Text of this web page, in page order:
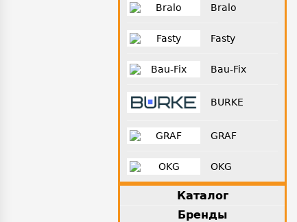
Bralo
Fasty
Bau-Fix
BURKE
GRAF
OKG
Каталог
Бренды